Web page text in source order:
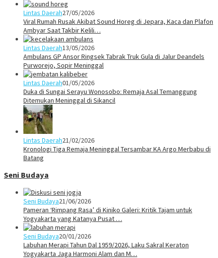
Lintas Daerah27/05/2026
Viral Rumah Rusak Akibat Sound Horeg di Jepara, Kaca dan Plafon
Ambyar Saat Takbir Kelili…
Lintas Daerah13/05/2026
Ambulans GP Ansor Ringsek Tabrak Truk Gula di Jalur Deandels
Purworejo, Sopir Meninggal
Lintas Daerah01/05/2026
Duka di Sungai Serayu Wonosobo: Remaja Asal Temanggung
Ditemukan Meninggal di Sikancil
Lintas Daerah21/02/2026
Kronologi Tiga Remaja Meninggal Tersambar KA Argo Merbabu di
Batang
Seni Budaya
Seni Budaya21/06/2026
Pameran ‘Rimpang Rasa’ di Kiniko Galeri: Kritik Tajam untuk
Yogyakarta yang Katanya Pusat …
Seni Budaya20/01/2026
Labuhan Merapi Tahun Dal 1959/2026, Laku Sakral Keraton
Yogyakarta Jaga Harmoni Alam dan M…